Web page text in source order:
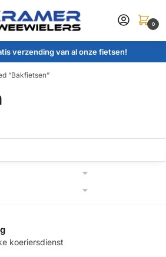
0
verzending van al onze fietsen!
“Bakfietsen”
koeriersdienst